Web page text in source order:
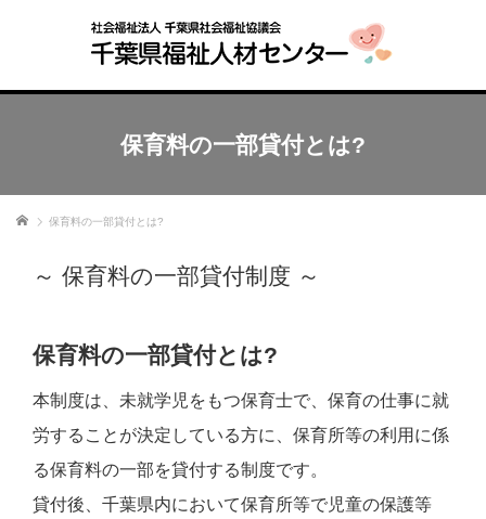
保育料の一部貸付とは?
ホーム 保育料の一部貸付とは?
～ 保育料の一部貸付制度 ～
保育料の一部貸付とは?
本制度は、未就学児をもつ保育士で、保育の仕事に就
労することが決定している方に、保育所等の利用に係
る保育料の一部を貸付する制度です。
貸付後、千葉県内において保育所等で児童の保護等